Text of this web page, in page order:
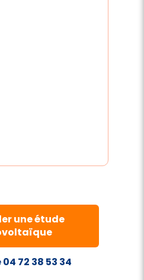
une étude
72 38 53 34